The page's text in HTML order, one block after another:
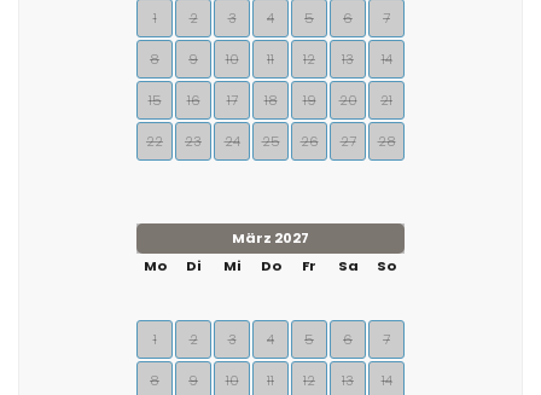
1 2 3 4 5 6 7
8 9 10 11 12 13 14
15 16 17 18 19 20 21
22 23 24 25 26 27 28
März 2027
Mo
Di Mi Do Fr Sa So
1 2 3 4 5 6 7
8 9 10 11 12 13 14